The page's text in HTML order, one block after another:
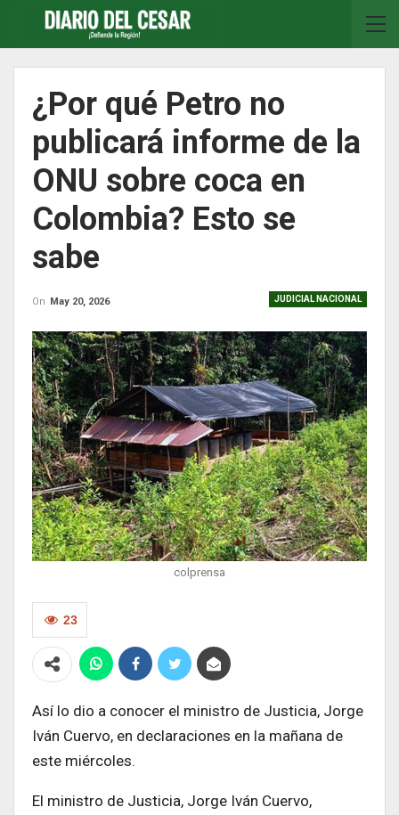
¿Por qué Petro no
publicará informe de la
ONU sobre coca en
Colombia? Esto se
sabe
JUDICIAL NACIONAL
On May 20, 2026
colprensa
23
Así lo dio a conocer el ministro de Justicia, Jorge
Iván Cuervo, en declaraciones en la mañana de
este miércoles.
El ministro de Justicia, Jorge Iván Cuervo,